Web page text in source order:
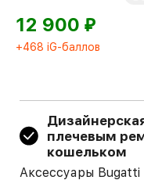
12 900 ⃏
+468 iG-баллов
плечевым
кошельком
Аксессуары